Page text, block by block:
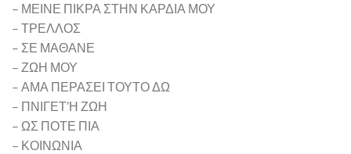
– ΜΕΙΝΕ ΠΙΚΡΑ ΣΤΗΝ ΚΑΡΔΙΑ ΜΟΥ
– ΤΡΕΛΛΟΣ
– ΣΕ ΜΑΘΑΝΕ
– ΖΩΗ ΜΟΥ
– ΑΜΑ ΠΕΡΑΣΕΙ ΤΟΥΤΟ ΔΩ
– ΠΝΙΓΕΤ’Η ΖΩΗ
– ΩΣ ΠΟΤΕ ΠΙΑ
– ΚΟΙΝΩΝΙΑ